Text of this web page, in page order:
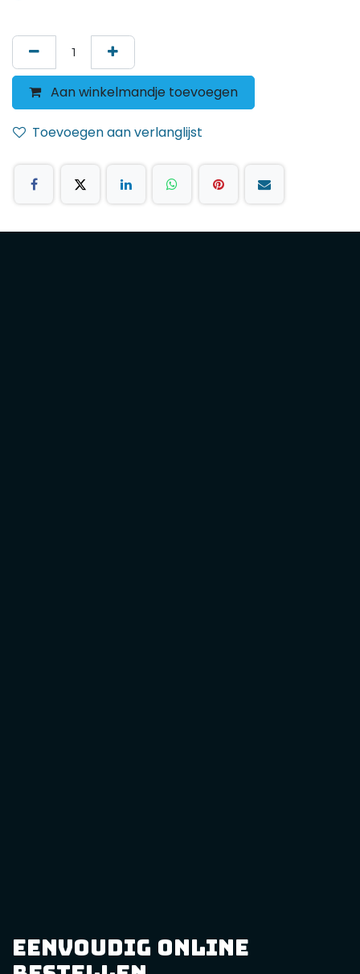
Aan winkelmandje toevoegen
Toevoegen aan verlanglijst
eenvoudig online